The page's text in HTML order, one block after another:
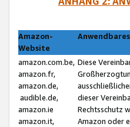
Amazon-
Website
amazon.com.be,
amazon.fr,
amazon.de,
audible.de,
amazon.ie
amazon.it,
Diese
dieser
Rechtsschutz
Amazon oder